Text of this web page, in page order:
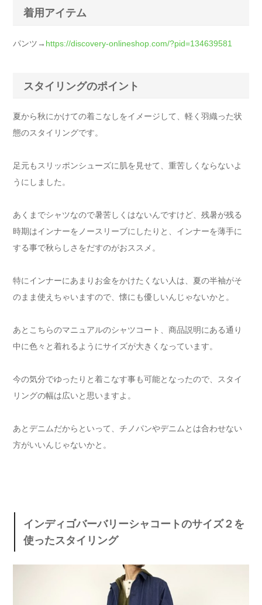
着用アイテム
パンツ→ https://discovery-onlineshop.com/?pid=134639581
スタイリングのポイント
夏から秋にかけての着こなしをイメージして、軽く羽織った状
態のスタイリングです。
足元もスリッポンシューズに肌を見せて、重苦しくならないよ
うにしました。
あくまでシャツなので暑苦しくはないんですけど、残暑が残る
時期はインナーをノースリーブにしたりと、インナーを薄手に
する事で秋らしさをだすのがおススメ。
特にインナーにあまりお金をかけたくない人は、夏の半袖がそ
のまま使えちゃいますので、懐にも優しいんじゃないかと。
あとこちらのマニュアルのシャツコート、商品説明にある通り
中に色々と着れるようにサイズが大きくなっています。
今の気分でゆったりと着こなす事も可能となったので、スタイ
リングの幅は広いと思いますよ。
あとデニムだからといって、チノパンやデニムとは合わせない
方がいいんじゃないかと。
インディゴバーバリーシャコートのサイズ２を
使ったスタイリング